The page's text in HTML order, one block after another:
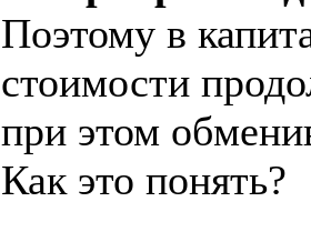
Поэтому в
стоимости
при этом
Как это понять?